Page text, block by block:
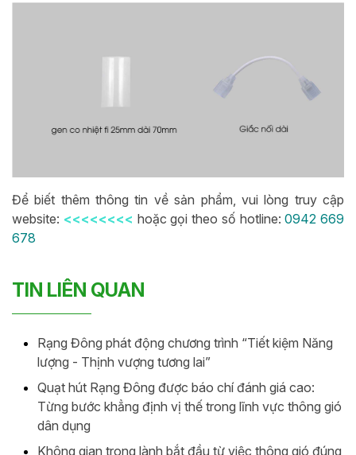
Để biết thêm thông tin về sản phẩm, vui lòng truy cập
website: <<<<<<<< hoặc gọi theo số hotline:0942 669
678
TIN LIÊN QUAN
Rạng Đông phát động chương trình “Tiết kiệm Năng
lượng - Thịnh vượng tương lai”
Quạt hút Rạng Đông được báo chí đánh giá cao:
Từng bước khẳng định vị thế trong lĩnh vực thông gió
dân dụng
Không gian trong lành bắt đầu từ việc thông gió đúng